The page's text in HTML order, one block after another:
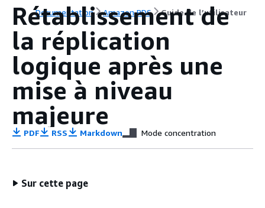
Documentation Amazon RDS Guide de l’utilisateur
Rétablissement de
la réplication
logique après une
mise à niveau
majeure
PDF RSS Markdown Mode concentration
Sur cette page